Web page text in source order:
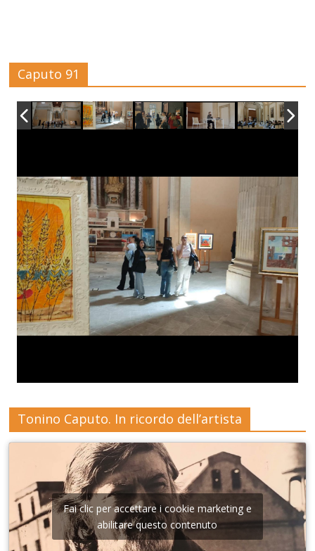
Caputo 91
Tonino Caputo. In ricordo dell’artista
Fai clic per accettare i cookie marketing e
abilitare questo contenuto